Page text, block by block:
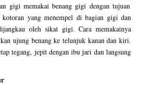
gigi memakai benang gigi dengan tujuan
kotoran yang menempel di bagian gigi dan
oleh sikat gigi. Cara memakainya
ujung benang ke telunjuk kanan dan kiri.
tegang, jepit dengan ibu jari dan langsung